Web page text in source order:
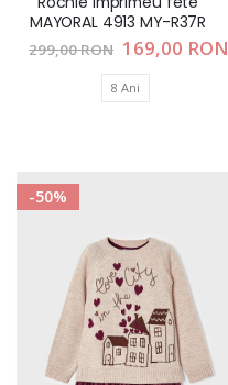
MAYORAL 4913 MY-R37R
299,00 RON Pret
special
169,00 RON
8 Ani
-50%